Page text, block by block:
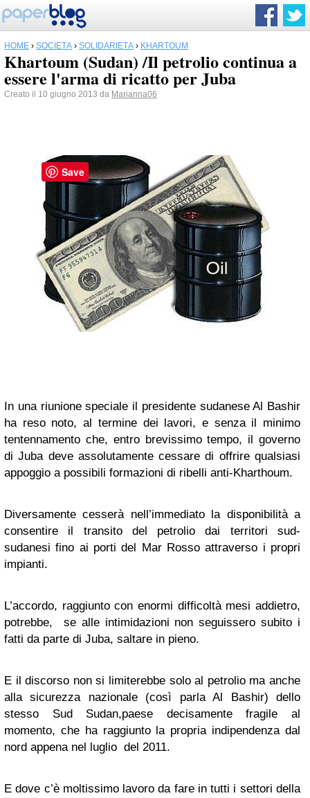
HOME › SOCIETÀ › SOLIDARIETÀ › KHARTOUM
Khartoum (Sudan) /Il petrolio continua a
essere l'arma di ricatto per Juba
Creato il 10 giugno 2013 da Marianna06
In una riunione speciale il presidente sudanese Al Bashir
ha reso noto, al termine dei lavori, e senza il minimo
tentennamento che, entro brevissimo tempo, il governo
di Juba deve assolutamente cessare di offrire qualsiasi
appoggio a possibili formazioni di ribelli anti-Kharthoum.
Diversamente cesserà nell’immediato la disponibilità a
consentire il transito del petrolio dai territori sud-
sudanesi fino ai porti del Mar Rosso attraverso i propri
impianti.
L’accordo, raggiunto con enormi difficoltà mesi addietro,
potrebbe, se alle intimidazioni non seguissero subito i
fatti da parte di Juba, saltare in pieno.
E il discorso non si limiterebbe solo al petrolio ma anche
alla sicurezza nazionale (così parla Al Bashir) dello
stesso Sud Sudan,paese decisamente fragile al
momento, che ha raggiunto la propria indipendenza dal
nord appena nel luglio del 2011.
E dove c’è moltissimo lavoro da fare in tutti i settori della
Save